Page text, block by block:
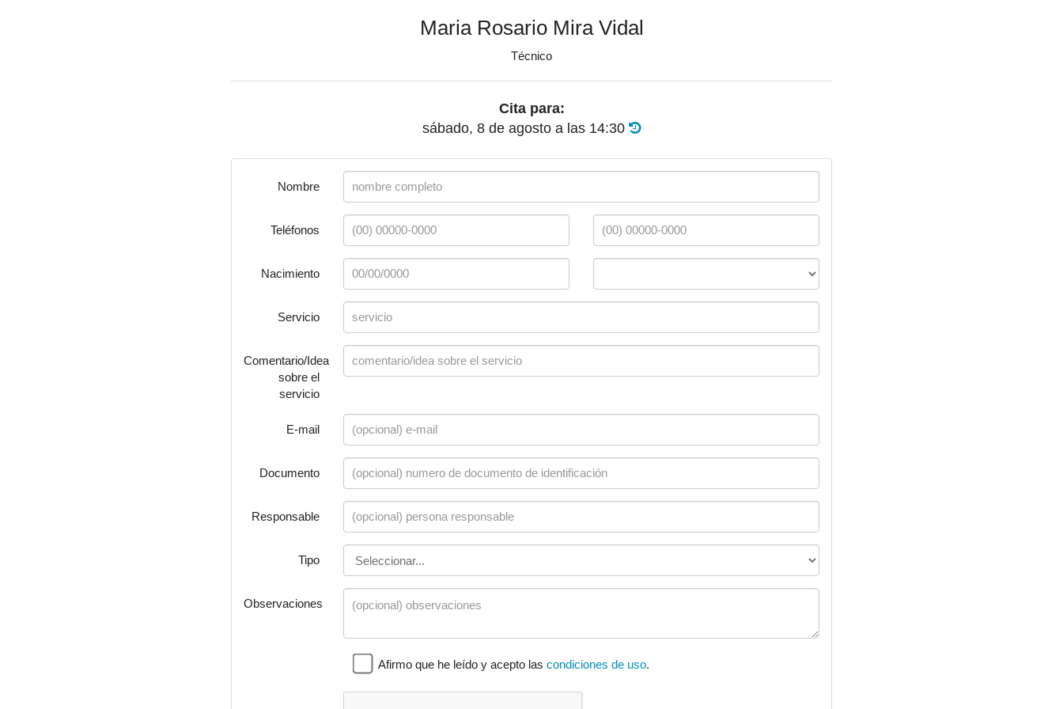
Maria Rosario Mira Vidal
Técnico
Cita para:
sábado, 8 de agosto a las 14:30
Nombre
Teléfonos
Nacimiento
Servicio
Comentario/Idea
sobre el
servicio
E-mail
Documento
Responsable
Tipo
Observaciones
Afirmo que he leído y acepto lascondiciones de uso.